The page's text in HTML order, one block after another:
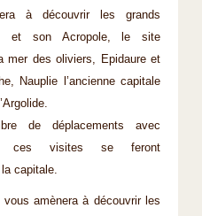
à découvrir les grands
et son Acropole, le site
mer des oliviers, Epidaure et
Nauplie l’ancienne capitale
de déplacements avec
ces visites se feront
capitale.
amènera à découvrir les